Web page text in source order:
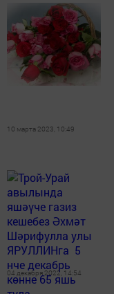
10 марта 2023, 10:49
04 декабря 2022, 14:54